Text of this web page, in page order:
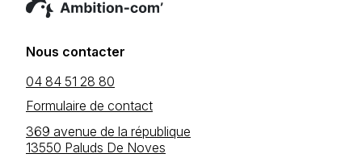
Nous contacter
04 84 51 28 80
Formulaire de contact
369 avenue de la république
13550 Paluds De Noves